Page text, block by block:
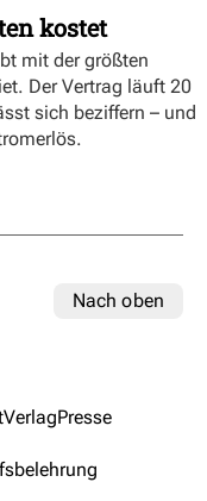
kostet
mit der größten
Der Vertrag läuft 20
sich beziffern – und
Nach oben
VerlagPresse